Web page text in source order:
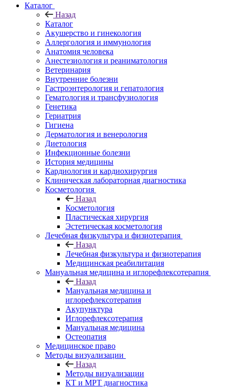
Каталог
Назад
Каталог
Акушерство и гинекология
Аллергология и иммунология
Анатомия человека
Анестезиология и реаниматология
Ветеринария
Внутренние болезни
Гастроэнтерология и гепатология
Гематология и трансфузиология
Генетика
Гериатрия
Гигиена
Дерматология и венерология
Диетология
Инфекционные болезни
История медицины
Кардиология и кардиохирургия
Клиническая лабораторная диагностика
Косметология
Назад
Косметология
Пластическая хирургия
Эстетическая косметология
Лечебная физкультура и физиотерапия
Назад
Лечебная физкультура и физиотерапия
Медицинская реабилитация
Мануальная медицина и иглорефлексотерапия
Назад
Мануальная медицина и
иглорефлексотерапия
Акупунктура
Иглорефлексотерапия
Мануальная медицина
Остеопатия
Медицинское право
Методы визуализации
Назад
Методы визуализации
КТ и МРТ диагностика